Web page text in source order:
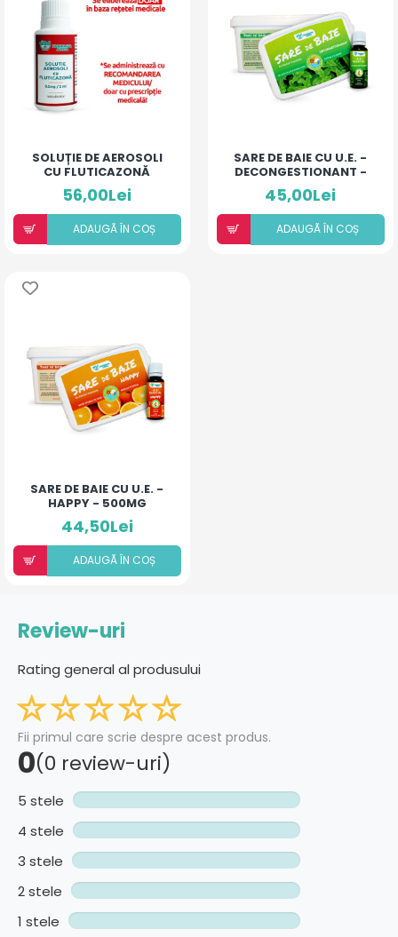
SOLUȚIE DE AEROSOLI
CU FLUTICAZONĂ
(20ML)
56,00Lei
ADAUGÃ ÎN COȘ
SARE DE BAIE CU U.E. -
DECONGESTIONANT -
500MG
45,00Lei
ADAUGÃ ÎN COȘ
SARE DE BAIE CU U.E. -
HAPPY - 500MG
44,50Lei
ADAUGÃ ÎN COȘ
Review-uri
Rating general al produsului
Fii primul care scrie despre acest produs.
0(0 review-uri)
5 stele
4 stele
3 stele
2 stele
1 stele